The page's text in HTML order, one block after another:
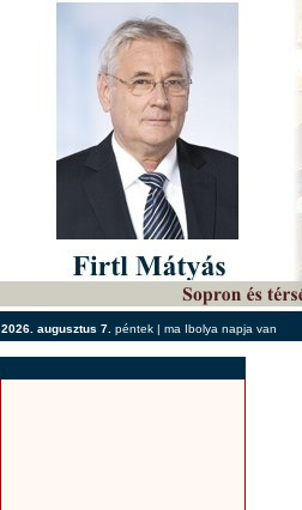
2026. augusztus 7. péntek | ma Ibolya napja van